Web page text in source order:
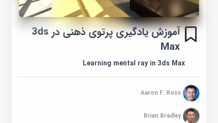
آموزش یادگیری پرتوی ذهنی در 3ds
Max
Learning mental ray in 3ds Max
Aaron F. Ross
Brian Bradley